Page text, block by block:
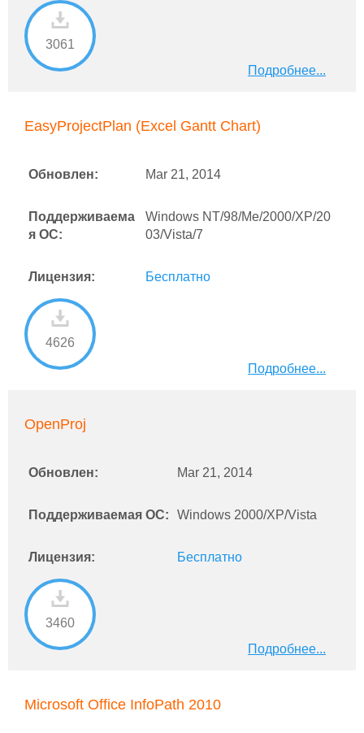
3061
Подробнее...
EasyProjectPlan (Excel Gantt Chart)
Обновлен: Mar 21, 2014
Поддерживаема
я ОС:
Windows NT/98/Me/2000/XP/20
03/Vista/7
Лицензия: Бесплатно
4626
Подробнее...
OpenProj
Обновлен: Mar 21, 2014
Поддерживаемая ОС: Windows 2000/XP/Vista
Лицензия: Бесплатно
3460
Подробнее...
Microsoft Office InfoPath 2010